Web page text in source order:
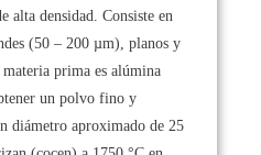
alta densidad. Consiste en
(50 – 200 µm), planos y
prima es alúmina
un polvo fino y
diámetro aproximado de 25